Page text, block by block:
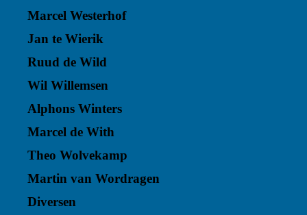
Marcel Westerhof
Jan te Wierik
Ruud de Wild
Wil Willemsen
Alphons Winters
Marcel de With
Theo Wolvekamp
Martin van Wordragen
Diversen